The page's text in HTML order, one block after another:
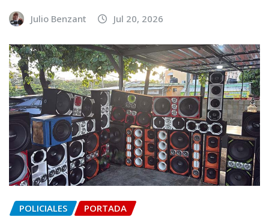
Julio Benzant Jul 20, 2026
POLICIALES PORTADA